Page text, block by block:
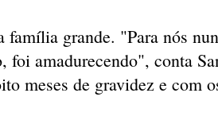
família grande. "Para nós
foi amadurecendo", conta
meses de gravidez e com